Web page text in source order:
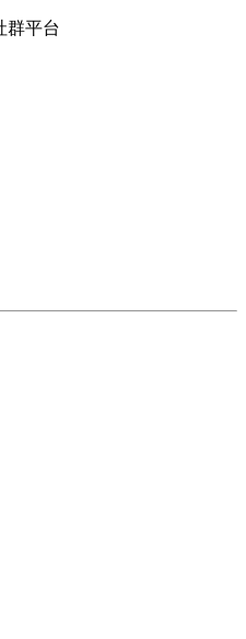
群平台